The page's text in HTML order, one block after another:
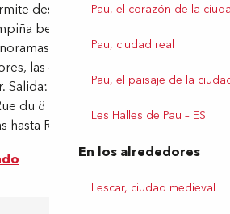
Pau, el corazón de la
Pau, ciudad real
Pau, el paisaje de la
Les Halles de Pau – ES
En los alrededores
Lescar, ciudad medieval
descubrir la variedad de
bearnesa, las laderas
sorprendentes, los
las orillas del Gave donde es
Salida: Aparcamiento del
du 8 Mai 1945 - Mazères-
Rue...